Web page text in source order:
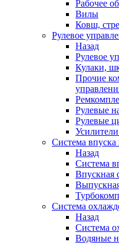
Рабочее
Вилы
Ковш,
Рулевое
Назад
Рулевое
Кулаки,
Прочие
Рулевые
Рулевые
Система
Назад
Система
Впускная
Система
Назад
Система
Водяные